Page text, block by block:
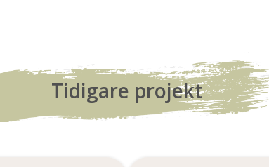
Tidigare projekt